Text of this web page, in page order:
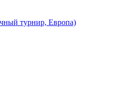
турнир, Европа)